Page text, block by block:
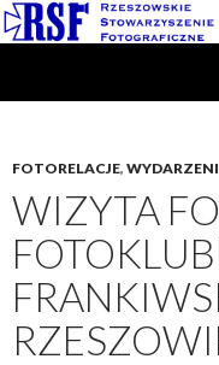
FOTORELACJE,
WIZYTA